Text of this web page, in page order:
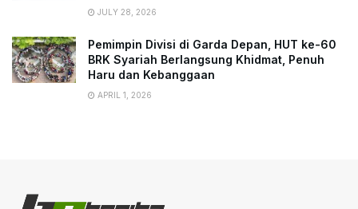
JULY 28, 2026
Pemimpin Divisi di Garda Depan, HUT ke-60
BRK Syariah Berlangsung Khidmat, Penuh
Haru dan Kebanggaan
APRIL 1, 2026